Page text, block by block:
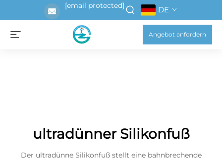
[email protected] DE
Angebot anfordern
ultradünner Silikonfuß
Der ultradünne Silikonfuß stellt eine bahnbrechende